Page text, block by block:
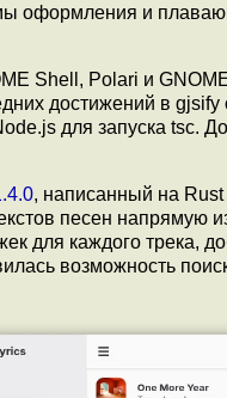
оформления и
Shell, Polari и
достижений в
для запуска tsc.
, написанный на
песен напрямую
для каждого трека,
возможность